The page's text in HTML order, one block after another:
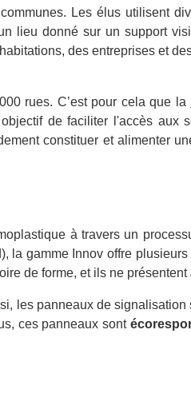
Les élus utilisent
lieu donné sur un support
des entreprises et
rues. C’est pour cela que la
de faciliter l'accès aux
constituer et alimenter
à travers un
la gamme Innov offre
de forme, et ils ne présentent
les panneaux de
ces panneaux sont